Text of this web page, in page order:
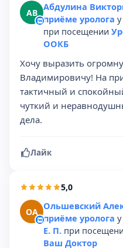
АВ Абдулина
приёме уролога
при посещении
ООКБ
Хочу выразить
Владимировичу! На
тактичный и
чуткий и
дела.
Лайк
5,0
ОА Ольшевский
приёме уролога
Е. П. при
Ваш Доктор